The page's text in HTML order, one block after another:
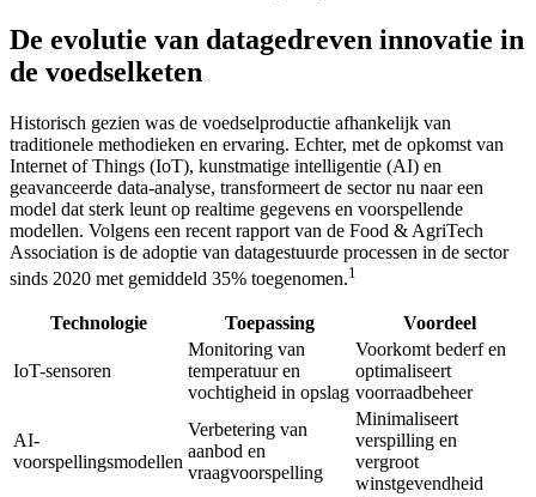
De evolutie van datagedreven innovatie in
de voedselketen
Historisch gezien was de voedselproductie afhankelijk van
traditionele methodieken en ervaring. Echter, met de opkomst van
Internet of Things (IoT), kunstmatige intelligentie (AI) en
geavanceerde data-analyse, transformeert de sector nu naar een
model dat sterk leunt op realtime gegevens en voorspellende
modellen. Volgens een recent rapport van de Food & AgriTech
Association is de adoptie van datagestuurde processen in de sector
sinds 2020 met gemiddeld 35% toegenomen.1
Technologie Toepassing Voordeel
IoT-sensoren
Monitoring van
temperatuur en
vochtigheid in opslag
Voorkomt bederf en
optimaliseert
voorraadbeheer
AI-
voorspellingsmodellen
Verbetering van
aanbod en
vraagvoorspelling
Minimaliseert
verspilling en
vergroot
winstgevendheid